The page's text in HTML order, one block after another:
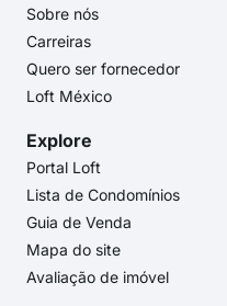
Sobre nós
Carreiras
Quero ser fornecedor
Loft México
Explore
Portal Loft
Lista de Condomínios
Guia de Venda
Mapa do site
Avaliação de imóvel